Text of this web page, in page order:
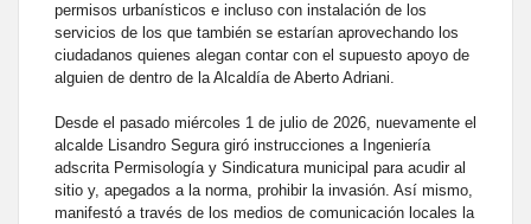
permisos urbanísticos e incluso con instalación de los
servicios de los que también se estarían aprovechando los
ciudadanos quienes alegan contar con el supuesto apoyo de
alguien de dentro de la Alcaldía de Aberto Adriani.
Desde el pasado miércoles 1 de julio de 2026, nuevamente el
alcalde Lisandro Segura giró instrucciones a Ingeniería
adscrita Permisología y Sindicatura municipal para acudir al
sitio y, apegados a la norma, prohibir la invasión. Así mismo,
manifestó a través de los medios de comunicación locales la